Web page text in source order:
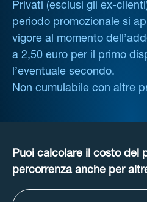
Privati (esclusi gli ex-
periodo promozionale si
vigore al momento
a 2,50 euro per il primo
l’eventuale secondo.
Non cumulabile con altre
Puoi calcolare il costo del
percorrenza anche per